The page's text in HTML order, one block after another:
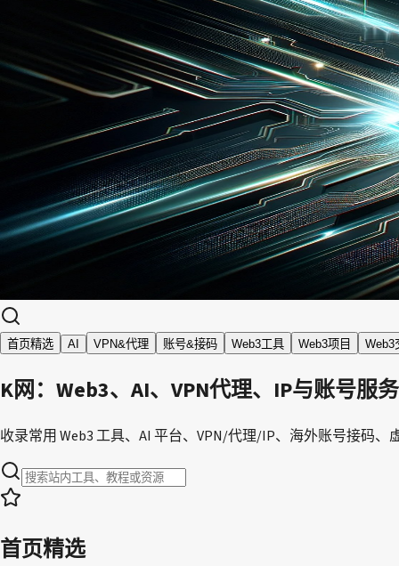
首页精选 AI VPN&代理 账号&接码 Web3工具 Web3项目 Web3
K网：Web3、AI、VPN代理、IP与账号服
收录常用 Web3 工具、AI 平台、VPN/代理/IP、海外账号接码
首页精选